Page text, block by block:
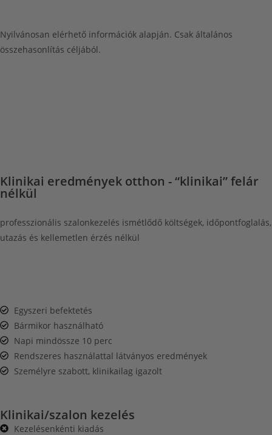
Nyilvánosan elérhető információk alapján. Csak általános
összehasonlítás céljából.
Klinikai eredmények otthon - “klinikai” felár
nélkül
professzionális szalonkezelés ismétlődő költségek, időpontfoglalás,
utazás és kellemetlen érzés nélkül
Egyszeri befektetés
Bármikor használható
Napi mindössze 10 perc
Rendszeres használattal látványos eredmények
Személyre szabott, klinikailag igazolt
Klinikai/szalon kezelés
Kezelésenkénti kiadás